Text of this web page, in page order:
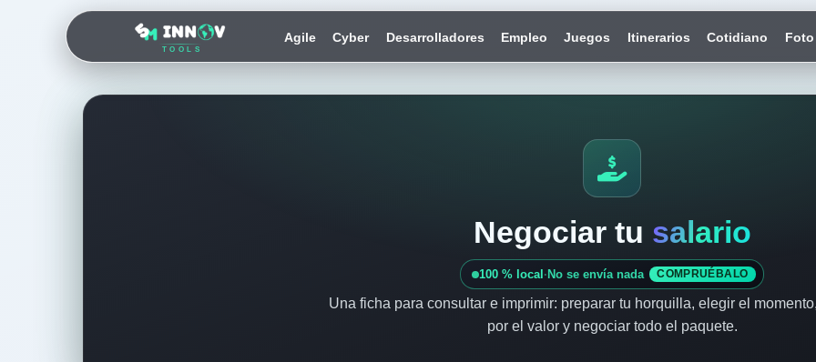
TOOLS
Agile Cyber Desarrolladores Empleo Juegos Itinerarios Cotidiano Foto
Negociar tu salario
100 % local · No se envía nada COMPRUÉBALO
Una ficha para consultar e imprimir: preparar tu horquilla, elegir el
por el valor y negociar todo el paquete.